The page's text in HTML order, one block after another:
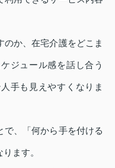
のか、在宅介護をどこま
ジュール感を話し合う
手も見えやすくなりま
で、「何から手を付ける
ます。